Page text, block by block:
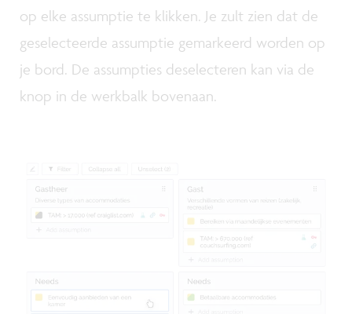
op elke assumptie te klikken. Je zult zien dat de
geselecteerde assumptie gemarkeerd worden op
je bord. De assumpties deselecteren kan via de
knop in de werkbalk bovenaan.